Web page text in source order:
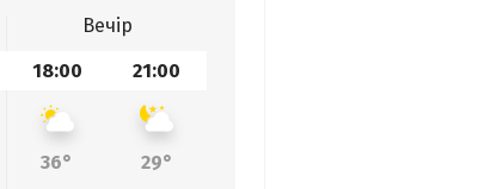
Вечір
18:00 21:00
36°
29°